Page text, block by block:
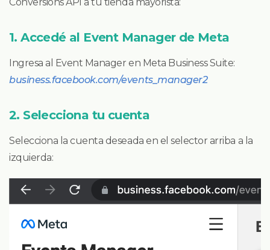
1. Accedé al Event Manager de Meta
Ingresa al Event Manager en Meta Business Suite:
business.facebook.com/events_manager2
2. Selecciona tu cuenta
Selecciona la cuenta deseada en el selector arriba a la
izquierda: